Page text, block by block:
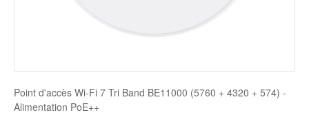
Point d'accès Wi-Fi 7 Tri Band BE11000 (5760 + 4320 + 574) -
Alimentation PoE++